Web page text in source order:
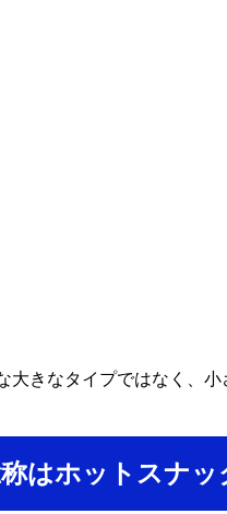
大きなタイプではなく、
はホットスナッ